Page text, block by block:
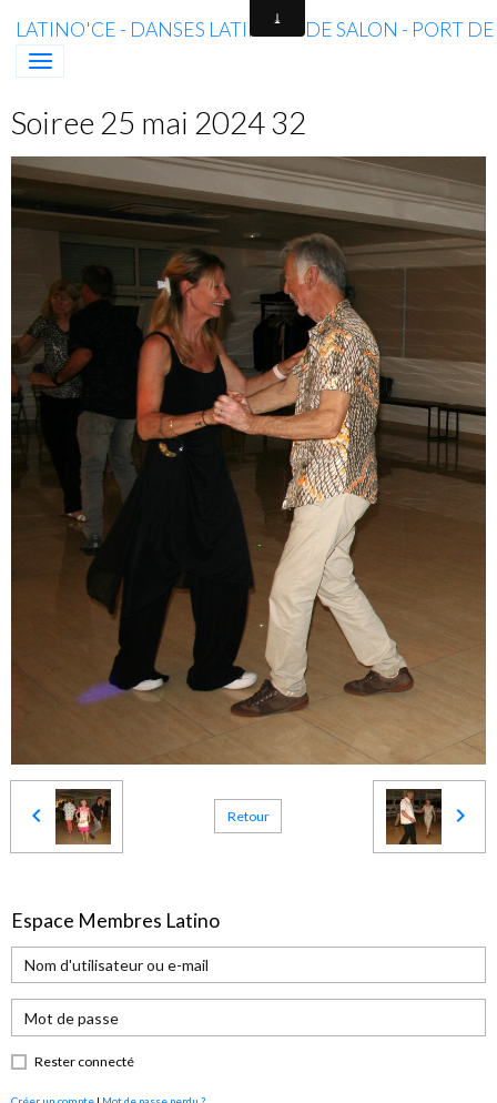
LATINO'CE - DANSES LATINES & DE SALON - PORT
Soiree 25 mai 2024 32
Retour
Espace Membres Latino
Rester connecté